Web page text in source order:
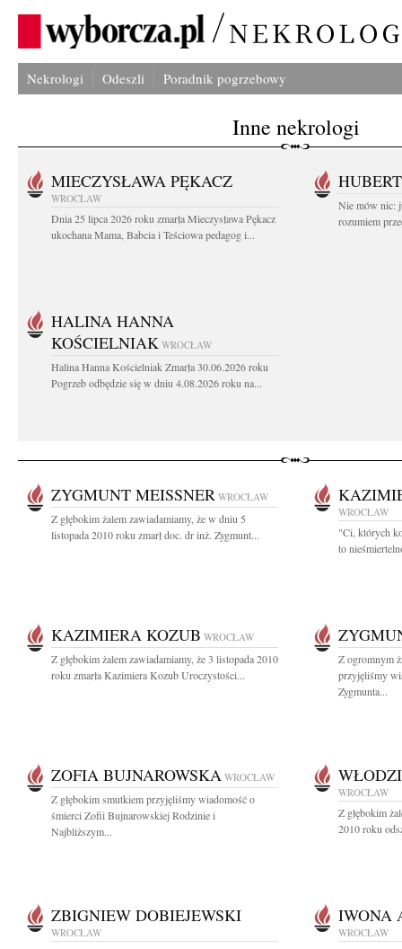
Nekrologi Odeszli Poradnik pogrzebowy
Inne nekrologi
MIECZYSŁAWA PĘKACZ
WROCŁAW
Dnia 25 lipca 2026 roku zmarła Mieczysława Pękacz
ukochana Mama, Babcia i Teściowa pedagog i...
Nie mów nic:
rozumiem
HALINA HANNA
KOŚCIELNIAK WROCŁAW
Halina Hanna Kościelniak Zmarła 30.06.2026 roku
Pogrzeb odbędzie się w dniu 4.08.2026 roku na...
ZYGMUNT MEISSNER WROCŁAW
Z głębokim żalem zawiadamiamy, że w dniu 5
listopada 2010 roku zmarł doc. dr inż. Zygmunt...
WROCŁAW
"Ci, których
to
KAZIMIERA KOZUB WROCŁAW
Z głębokim żalem zawiadamiamy, że 3 listopada 2010
roku zmarła Kazimiera Kozub Uroczystości...
Z ogromnym
przyjęliśmy
Zygmunta...
ZOFIA BUJNAROWSKA WROCŁAW
Z głębokim smutkiem przyjęliśmy wiadomość o
śmierci Zofii Bujnarowskiej Rodzinie i
Najbliższym...
WROCŁAW
Z głębokim
2010 roku
ZBIGNIEW DOBIEJEWSKI
WROCŁAW
IWONA
WROCŁAW